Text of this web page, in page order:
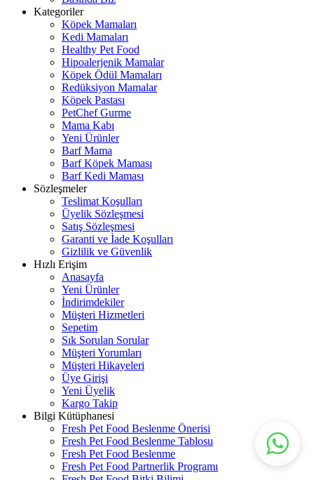
Kategoriler
Köpek Mamaları
Kedi Mamaları
Healthy Pet Food
Hipoalerjenik Mamalar
Köpek Ödül Mamaları
Redüksiyon Mamalar
Köpek Pastası
PetChef Gurme
Mama Kabı
Yeni Ürünler
Barf Mama
Barf Köpek Maması
Barf Kedi Maması
Sözleşmeler
Teslimat Koşulları
Üyelik Sözleşmesi
Satış Sözleşmesi
Garanti ve İade Koşulları
Gizlilik ve Güvenlik
Hızlı Erişim
Anasayfa
Yeni Ürünler
İndirimdekiler
Müşteri Hizmetleri
Sepetim
Sık Sorulan Sorular
Müşteri Yorumları
Müşteri Hikayeleri
Üye Girişi
Yeni Üyelik
Kargo Takip
Bilgi Kütüphanesi
Fresh Pet Food Beslenme Önerisi
Fresh Pet Food Beslenme Tablosu
Fresh Pet Food Beslenme
Fresh Pet Food Partnerlik Programı